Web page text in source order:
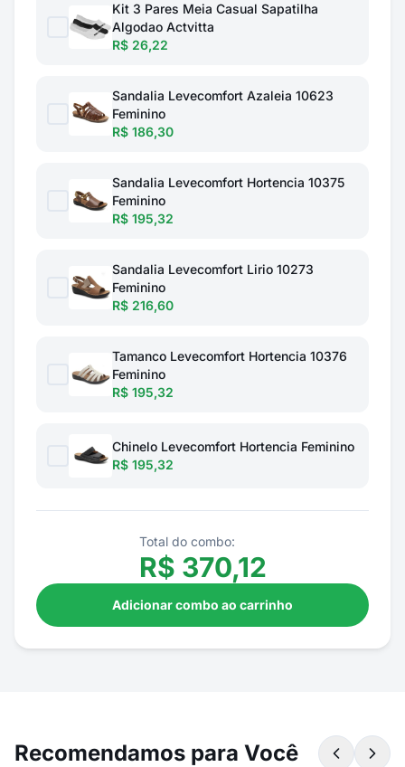
Kit 3 Pares Meia Casual Sapatilha
Algodao Actvitta
R$ 26,22
Sandalia Levecomfort Azaleia 10623
Feminino
R$ 186,30
Sandalia Levecomfort Hortencia 10375
Feminino
R$ 195,32
Sandalia Levecomfort Lirio 10273
Feminino
R$ 216,60
Tamanco Levecomfort Hortencia 10376
Feminino
R$ 195,32
Chinelo Levecomfort Hortencia Feminino
R$ 195,32
Total do combo:
R$ 370,12
Adicionar combo ao carrinho
Recomendamos para Você